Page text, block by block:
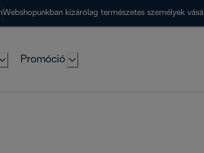
Webshopunkban kizárólag természetes személyek
Promóció